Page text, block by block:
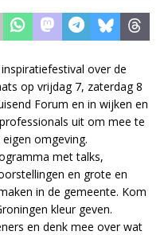
over de
op vrijdag 7, zaterdag 8
Forum en in wijken en
uit om mee te
omgeving.
met talks,
en grote en
in de gemeente. Kom
kleur geven.
en denk mee over wat